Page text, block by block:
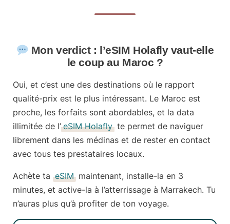
Mon verdict : l’eSIM Holafly vaut-elle
le coup au Maroc ?
Oui, et c’est une des destinations où le rapport
qualité-prix est le plus intéressant. Le Maroc est
proche, les forfaits sont abordables, et la data
illimitée de l’ eSIM Holafly te permet de naviguer
librement dans les médinas et de rester en contact
avec tous tes prestataires locaux.
Achète ta eSIM maintenant, installe-la en 3
minutes, et active-la à l’atterrissage à Marrakech. Tu
n’auras plus qu’à profiter de ton voyage.